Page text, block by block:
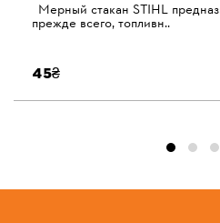
Мерный стакан STIHL
прежде всего, топливн..
45₴